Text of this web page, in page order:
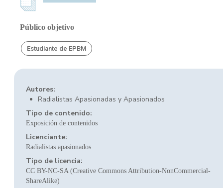
Público objetivo
Estudiante de EPBM
Autores:
Radialistas Apasionadas y Apasionados
Tipo de contenido:
Exposición de contenidos
Licenciante:
Radialistas apasionados
Tipo de licencia:
CC BY-NC-SA (Creative Commons Attribution-NonCommercial-
ShareAlike)